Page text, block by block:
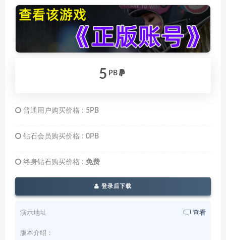
5 PB
普通用户购买价格 : 5PB
钻石会员购买价格 : 0PB
终身钻石购买价格 : 免费
登录后下载
演示地址 查看
版本介绍：